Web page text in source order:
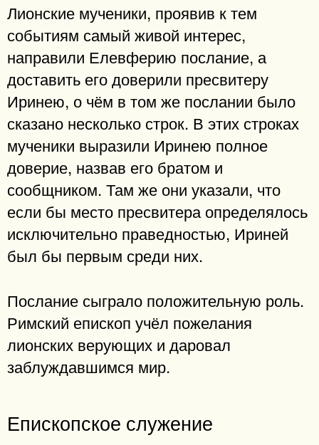
Лионские мученики, проявив к тем
событиям самый живой интерес,
направили Елевферию послание, а
доставить его доверили пресвитеру
Иринею, о чём в том же послании было
сказано несколько строк. В этих строках
мученики выразили Иринею полное
доверие, назвав его братом и
сообщником. Там же они указали, что
если бы место пресвитера определялось
исключительно праведностью, Ириней
был бы первым среди них.
Послание сыграло положительную роль.
Римский епископ учёл пожелания
лионских верующих и даровал
заблуждавшимся мир.
Епископское служение